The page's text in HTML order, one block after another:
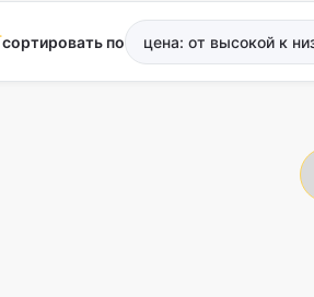
сортировать по